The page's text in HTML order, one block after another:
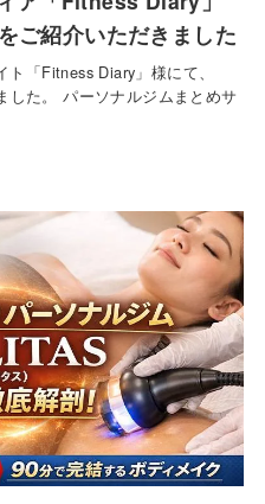
ご紹介いただきました
「Fitness Diary」様にて、
した。 パーソナルジムまとめサ